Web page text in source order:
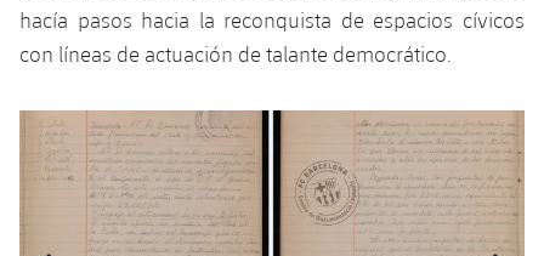
hacía pasos hacia la reconquista de espacios cívicos
con líneas de actuación de talante democrático.
Anterior
label.aria.chevronleft Siguiente